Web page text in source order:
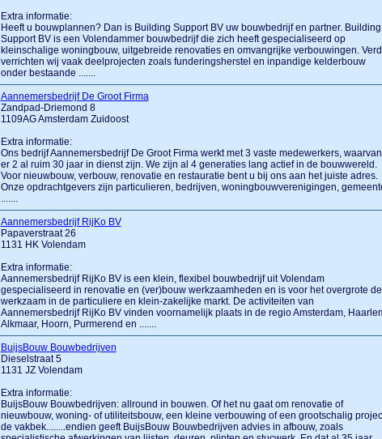
Extra informatie:
Heeft u bouwplannen? Dan is Building Support BV uw bouwbedrijf en partner. Building
Support BV is een Volendammer bouwbedrijf die zich heeft gespecialiseerd op
kleinschalige woningbouw, uitgebreide renovaties en omvangrijke verbouwingen.
verrichten wij vaak deelprojecten zoals funderingsherstel en inpandige kelderbouw
onder bestaande .......
Aannemersbedrijf De Groot Firma
Zandpad-Driemond 8
1109AG Amsterdam Zuidoost
Extra informatie:
Ons bedrijf Aannemersbedrijf De Groot Firma werkt met 3 vaste medewerkers, waarvan
er 2 al ruim 30 jaar in dienst zijn. We zijn al 4 generaties lang actief in de bouwwereld.
Voor nieuwbouw, verbouw, renovatie en restauratie bent u bij ons aan het juiste adres.
Onze opdrachtgevers zijn particulieren, bedrijven, woningbouwverenigingen,
.......
Aannemersbedrijf RijKo BV
Papaverstraat 26
1131 HK Volendam
Extra informatie:
Aannemersbedrijf RijKo BV is een klein, flexibel bouwbedrijf uit Volendam
gespecialiseerd in renovatie en (ver)bouw werkzaamheden en is voor het overgrote
werkzaam in de particuliere en klein-zakelijke markt. De activiteiten van
Aannemersbedrijf RijKo BV vinden voornamelijk plaats in de regio Amsterdam,
Alkmaar, Hoorn, Purmerend en .......
BuijsBouw Bouwbedrijven
Dieselstraat 5
1131 JZ Volendam
Extra informatie:
BuijsBouw Bouwbedrijven: allround in bouwen. Of het nu gaat om renovatie of
nieuwbouw, woning- of utiliteitsbouw, een kleine verbouwing of een grootschalig
de vakbek........endien geeft BuijsBouw Bouwbedrijven advies in afbouw, zoals